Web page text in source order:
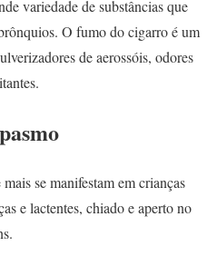
variedade de substâncias que
O fumo do cigarro é um
de aerossóis, odores
se manifestam em crianças
e lactentes, chiado e aperto no